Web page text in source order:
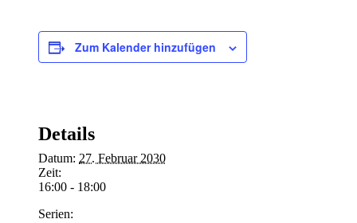
Zum Kalender hinzufügen
Details
Datum: 27. Februar 2030
Zeit:
16:00 - 18:00
Serien: